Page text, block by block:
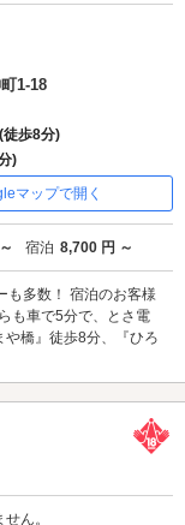
のうち3
1-18
徒歩8分)
)
マップで開く
宿泊 8,700 円 ～
も多数！ 宿泊のお客様
も車で5分で、とさ電
や橋』徒歩8分、『ひろ
ん。